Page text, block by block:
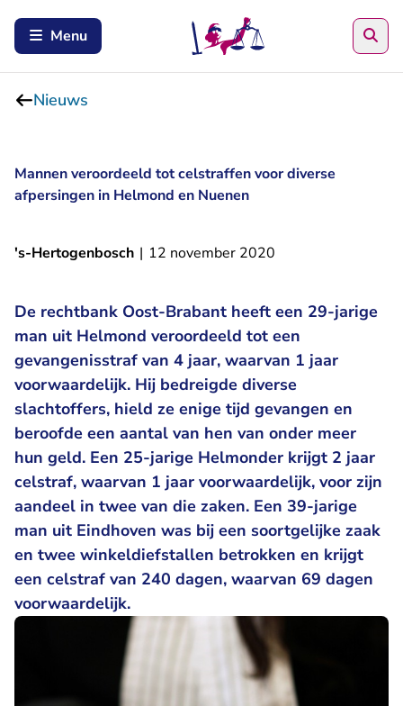
Menu
Nieuws
Mannen veroordeeld tot celstraffen voor diverse
afpersingen in Helmond en Nuenen
's-Hertogenbosch | 12 november 2020
De rechtbank Oost-Brabant heeft een 29-jarige
man uit Helmond veroordeeld tot een
gevangenisstraf van 4 jaar, waarvan 1 jaar
voorwaardelijk. Hij bedreigde diverse
slachtoffers, hield ze enige tijd gevangen en
beroofde een aantal van hen van onder meer
hun geld. Een 25-jarige Helmonder krijgt 2 jaar
celstraf, waarvan 1 jaar voorwaardelijk, voor zijn
aandeel in twee van die zaken. Een 39-jarige
man uit Eindhoven was bij een soortgelijke zaak
en twee winkeldiefstallen betrokken en krijgt
een celstraf van 240 dagen, waarvan 69 dagen
voorwaardelijk.